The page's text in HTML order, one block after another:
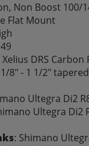
Non Boost 100/
Flat Mount
DRS Carbon
8" - 1 1/2"
Ultegra Di2
Ultegra Di2
: Shimano